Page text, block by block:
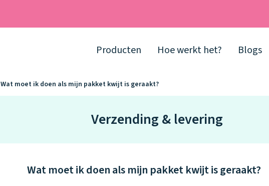
Producten Hoe werkt het? Blogs
Wat moet ik doen als mijn pakket kwijt is geraakt?
Verzending & levering
Wat moet ik doen als mijn pakket kwijt is geraakt?